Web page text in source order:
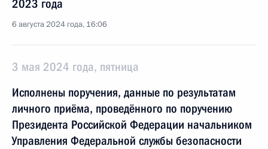
2023 года
6 августа 2024 года, 16:06
3 мая 2024 года, пятница
Исполнены поручения, данные по результатам
личного приёма, проведённого по поручению
Президента Российской Федерации начальником
Управления Федеральной службы безопасности